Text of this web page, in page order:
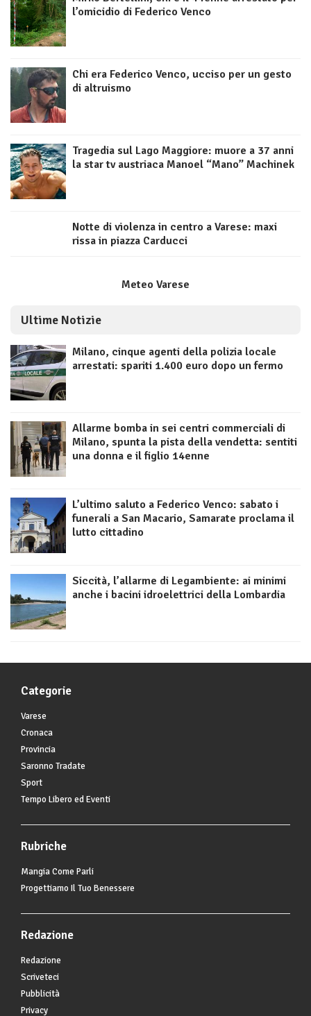
l’omicidio di Federico Venco
Chi era Federico Venco, ucciso per un gesto
di altruismo
Tragedia sul Lago Maggiore: muore a 37 anni
la star tv austriaca Manoel “Mano” Machinek
Notte di violenza in centro a Varese: maxi
rissa in piazza Carducci
Meteo Varese
Ultime Notizie
Milano, cinque agenti della polizia locale
arrestati: spariti 1.400 euro dopo un fermo
Allarme bomba in sei centri commerciali di
Milano, spunta la pista della vendetta: sentiti
una donna e il figlio 14enne
L’ultimo saluto a Federico Venco: sabato i
funerali a San Macario, Samarate proclama il
lutto cittadino
Siccità, l’allarme di Legambiente: ai minimi
anche i bacini idroelettrici della Lombardia
Categorie
Varese
Cronaca
Provincia
Saronno Tradate
Sport
Tempo Libero ed Eventi
Rubriche
Mangia Come Parli
Progettiamo Il Tuo Benessere
Redazione
Redazione
Scriveteci
Pubblicità
Privacy